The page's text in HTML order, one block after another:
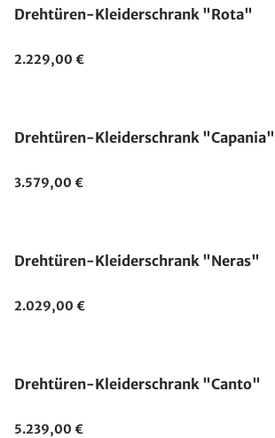
Drehtüren-Kleiderschrank "Rota"
2.229,00 €
Drehtüren-Kleiderschrank "Capania"
3.579,00 €
Drehtüren-Kleiderschrank "Neras"
2.029,00 €
Drehtüren-Kleiderschrank "Canto"
5.239,00 €